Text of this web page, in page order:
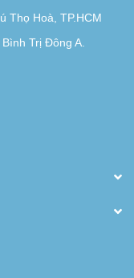
Thọ Hoà, TP.HCM
Trị Đông A.